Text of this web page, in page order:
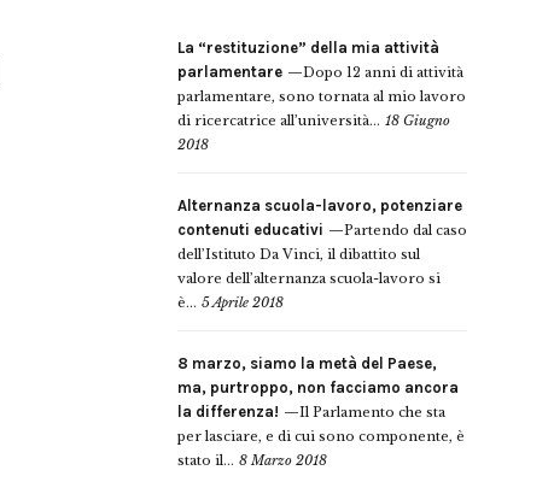
La “restituzione” della mia attività
parlamentare
Dopo 12 anni di attività
parlamentare, sono tornata al mio lavoro
di ricercatrice all’università... 18 Giugno
2018
Alternanza scuola-lavoro, potenziare
contenuti educativi
Partendo dal caso
dell’Istituto Da Vinci, il dibattito sul
valore dell’alternanza scuola-lavoro si
è... 5 Aprile 2018
8 marzo, siamo la metà del Paese,
ma, purtroppo, non facciamo ancora
la differenza!
Il Parlamento che sta
per lasciare, e di cui sono componente, è
stato il... 8 Marzo 2018